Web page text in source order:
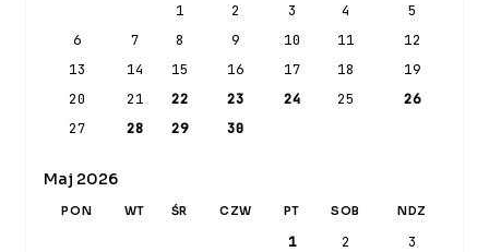
1 2 3 4
5
6
7 8 9 10 11
12
13
14 15 16 17 18
19
20
21 22 23 24 25
26
27
28 29 30
Maj 2026
PON WT ŚR CZW PT SOB NDZ
1 2
3